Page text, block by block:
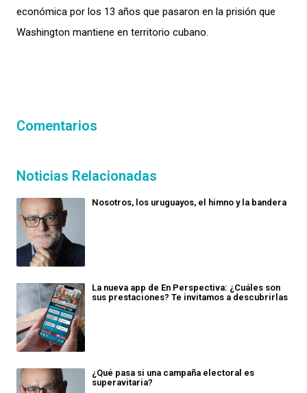
económica por los 13 años que pasaron en la prisión que
Washington mantiene en territorio cubano.
Comentarios
Noticias Relacionadas
Nosotros, los uruguayos, el himno y la bandera
La nueva app de En Perspectiva: ¿Cuáles son
sus prestaciones? Te invitamos a descubrirlas
¿Qué pasa si una campaña electoral es
superavitaria?